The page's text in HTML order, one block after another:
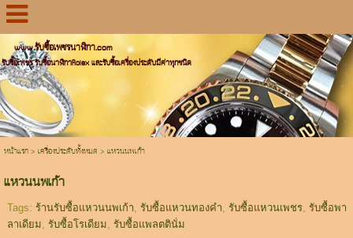
www.รับซื้อเพชรนาฬิกา.com
รับซื้อเพชร รับซื้อนาฬิกาRolex และรับซื้อเครื่องประดับมีค่าทุกชนิด
หน้าแรก> เครื่องประดับทั้งหมด > แหวนนพเก้า
แหวนนพเก้า
Tags: ร้านรับซื้อแหวนนพเก้า รับซื้อแหวนทองคำ รับซื้อแหวนเพชร, รับซื้อพา
ลาเดียม รับซื้อโรเดียม รับซื้อแพลตตินั่ม